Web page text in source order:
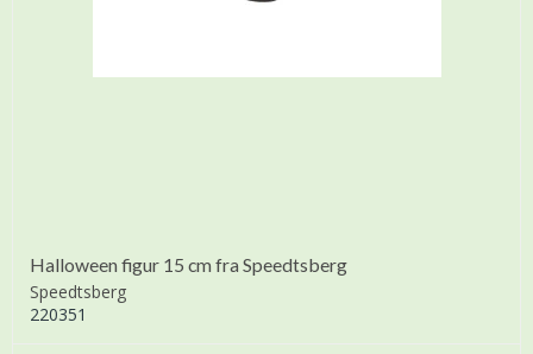
Halloween figur 15 cm fra Speedtsberg
Speedtsberg
220351